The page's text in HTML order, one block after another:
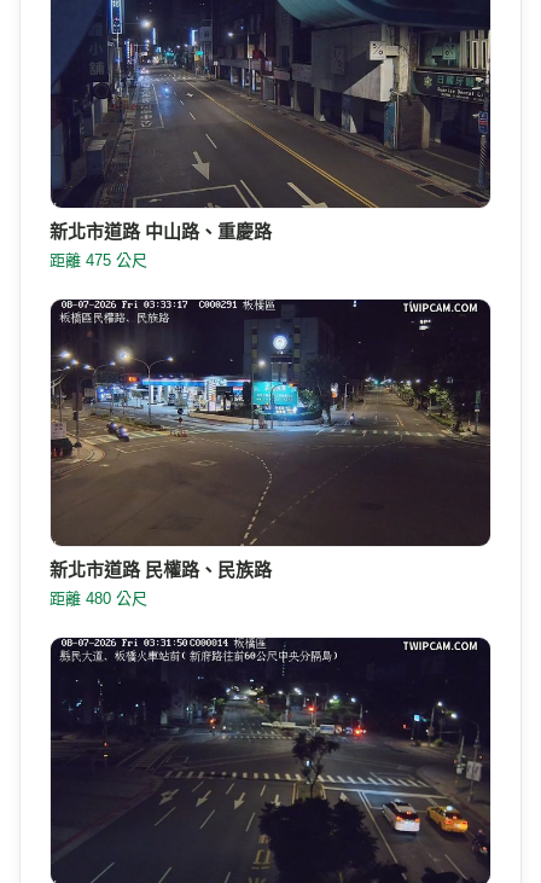
新北市道路 中山路、重慶路
距離 475 公尺
新北市道路 民權路、民族路
距離 480 公尺